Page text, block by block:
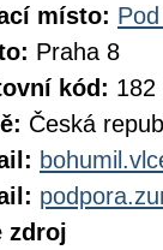
místo:
Praha 8
kód: 182
Česká
zdroj